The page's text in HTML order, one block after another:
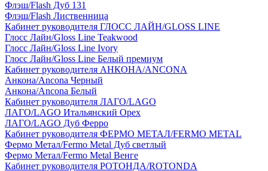
Флэш/Flash Дуб 131
Флэш/Flash Лиственница
Кабинет руководителя ГЛОСС ЛАЙН/GLOSS LINE
Глосс Лайн/Gloss Line Teakwood
Глосс Лайн/Gloss Line Ivory
Глосс Лайн/Gloss Line Белый премиум
Кабинет руководителя АНКОНА/ANCONA
Анкона/Ancona Черный
Анкона/Ancona Белый
Кабинет руководителя ЛАГО/LAGO
ЛАГО/LAGO Итальянский Орех
ЛАГО/LAGO Дуб Ферро
Кабинет руководителя ФЕРМО МЕТАЛ/FERMO METAL
Фермо Метал/Fermo Metal Дуб светлый
Фермо Метал/Fermo Metal Венге
Кабинет руководителя РОТОНДА/ROTONDA